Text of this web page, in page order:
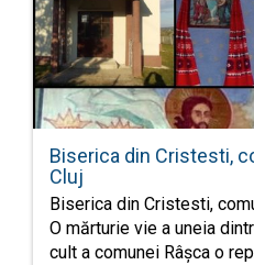
Biserica din Cristesti,
Cluj
Biserica din Cristesti,
O mărturie vie a uneia
cult a comunei Râșca o